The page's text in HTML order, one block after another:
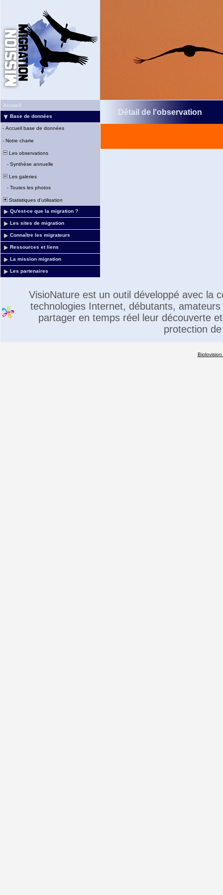
Accueil
Base de données
- Accueil base de données
- Notre charte
Les observations
- Synthèse annuelle
Les galeries
- Toutes les photos
Statistiques d'utilisation
Qu'est-ce que la migration ?
Les sites de migration
Connaître les migrateurs
Ressources et liens
La mission migration
Les partenaires
Détail de l'observation
VisioNature est un outil développé avec la
technologies Internet, débutants,
partager en temps réel leur découverte
protection
Biolovision